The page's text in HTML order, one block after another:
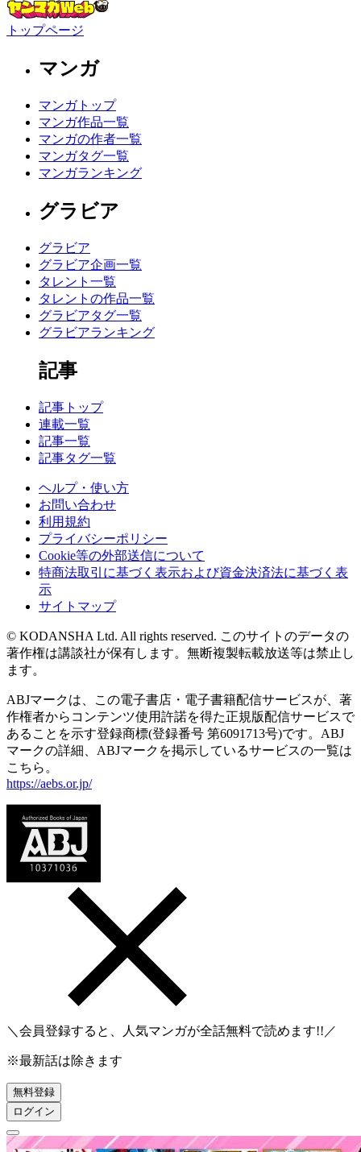
トップページ
マンガ
マンガトップ
マンガ作品一覧
マンガの作者一覧
マンガタグ一覧
マンガランキング
グラビア
グラビア
グラビア企画一覧
タレント一覧
タレントの作品一覧
グラビアタグ一覧
グラビアランキング
記事
記事トップ
連載一覧
記事一覧
記事タグ一覧
ヘルプ・使い方
お問い合わせ
利用規約
プライバシーポリシー
Cookie等の外部送信について
特商法取引に基づく表示および資金決済法に基づく表
示
サイトマップ
© KODANSHA Ltd. All rights reserved. このサイトのデータの
著作権は講談社が保有します。無断複製転載放送等は禁止し
ます。
ABJマークは、この電子書店・電子書籍配信サービスが、著
作権者からコンテンツ使用許諾を得た正規版配信サービスで
あることを示す登録商標(登録番号 第6091713号)です。ABJ
マークの詳細、ABJマークを掲示しているサービスの一覧は
こちら。
https://aebs.or.jp/
＼会員登録すると、人気マンガが全話無料で読めます!!／
※最新話は除きます
無料登録
ログイン